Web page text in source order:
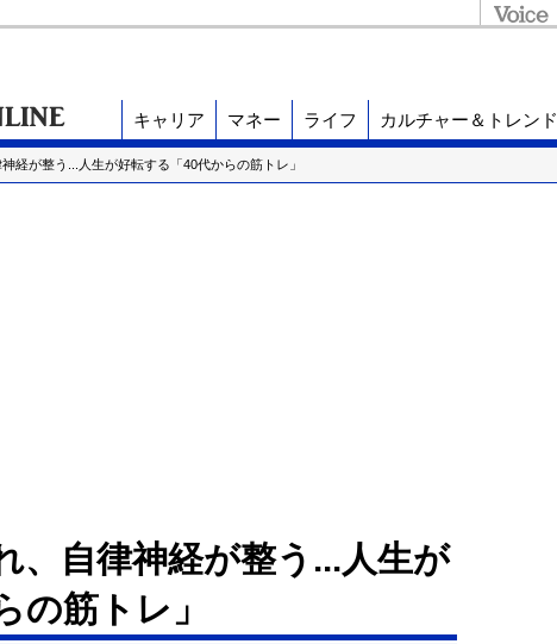
キャリア マネー ライフ カルチャー＆トレンド
経が整う...人生が好転する「40代からの筋トレ」
、自律神経が整う...人生が
の筋トレ」